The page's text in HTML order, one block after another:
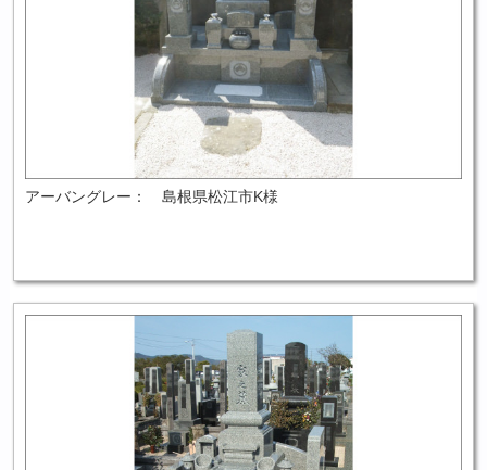
アーバングレー： 島根県松江市K様